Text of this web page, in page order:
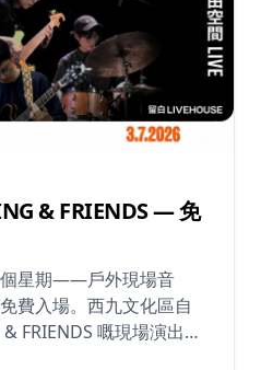
節拍和滿滿正能量包裹
歌迷,還是初次探索這些
源源不絕的驚喜與歡樂!
(星期六) ⏰ 時間:晚上8時
沙咀美麗華酒店5樓 🎟
酒。& FRIENDS — 免
個星期——戶外現場音
費入場。西九文化區自
FRIENDS 嘅現場演出，